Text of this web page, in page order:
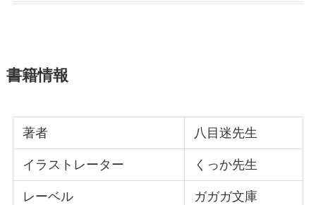
書籍情報
著者 八目迷先生
イラストレーター くっか先生
レーベル ガガガ文庫